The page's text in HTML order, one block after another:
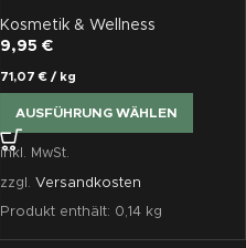
Kosmetik & Wellness
9,95 €
71,07€/ kg
AUSFÜHRUNG WÄHLEN
inkl. MwSt.
zzgl. Versandkosten
Produkt enthält: 0,14 kg